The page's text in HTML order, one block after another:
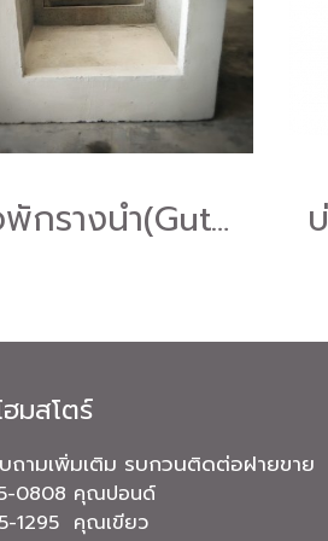
บ่อพักรางน้ำ(Gutter Manhole)
มสโตร์
ถามเพิ่มเติม รบกวนติดต่อฝายขาย
0808 คุณปอนด์
1295 คุณเขียว